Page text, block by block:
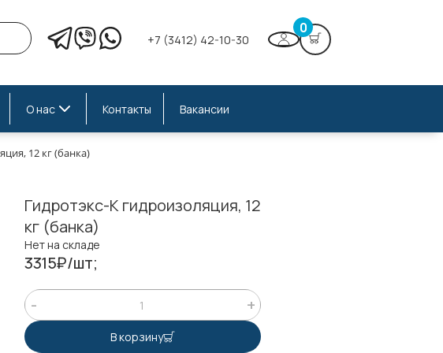
+7 (3412) 42-10-30
0
О нас Контакты Вакансии
12 кг (банка)
Гидротэкс-К гидроизоляция, 12
кг (банка)
Нет на складе
3315₽/шт;
В корзину